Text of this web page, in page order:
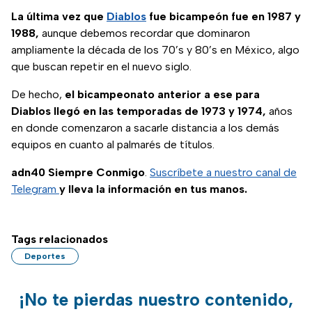
La última vez que Diablos fue bicampeón fue en 1987 y
1988, aunque debemos recordar que dominaron
ampliamente la década de los 70’s y 80’s en México, algo
que buscan repetir en el nuevo siglo.
De hecho, el bicampeonato anterior a ese para
Diablos llegó en las temporadas de 1973 y 1974, años
en donde comenzaron a sacarle distancia a los demás
equipos en cuanto al palmarés de títulos.
adn40 Siempre Conmigo. Suscríbete a nuestro canal de
Telegram y lleva la información en tus manos.
Tags relacionados
Deportes
¡No te pierdas nuestro contenido,